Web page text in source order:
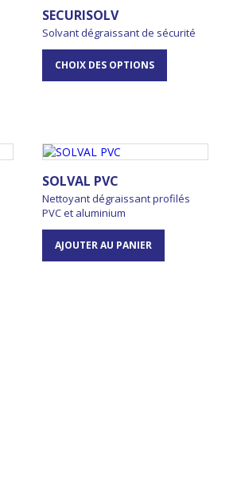
SECURISOLV
Solvant dégraissant de sécurité
CHOIX DES OPTIONS
SOLVAL PVC
Nettoyant dégraissant profilés
PVC et aluminium
AJOUTER AU PANIER